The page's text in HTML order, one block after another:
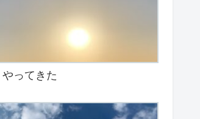
ってきた